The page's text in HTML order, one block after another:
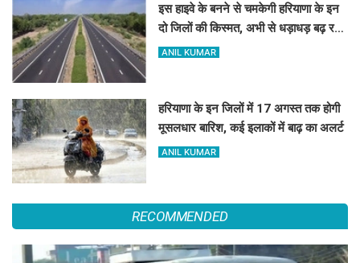
इस हाइवे के बनने से चमकेगी हरियाणा के इन
दो जिलों की किस्मत, अभी से धड़ाधड़ बढ़ रहे
हैं जमीन के रेट
ANIL KUMAR
हरियाणा के इन जिलों में 17 अगस्त तक होगी
मूसलधार बारिश, कई इलाकों में बाढ़ का अलर्ट
ANIL KUMAR
RECOMMENDED